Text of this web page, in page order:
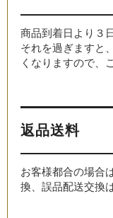
商品到着日より３
それを過ぎますと
くなりますので、
返品送料
お客様都合の場合
換、誤品配送交換